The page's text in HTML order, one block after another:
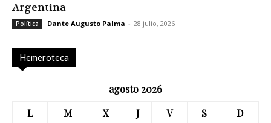
Argentina
Política Dante Augusto Palma - 28 julio, 2026
Hemeroteca
agosto 2026
L
M X J V S
D